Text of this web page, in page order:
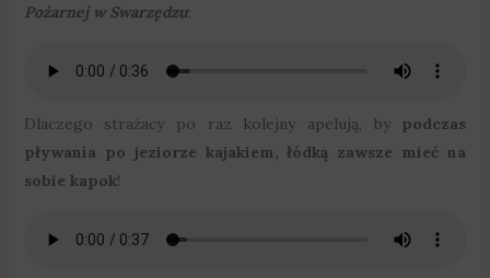
Pożarnej w Swarzędzu:
Dlaczego strażacy po raz kolejny apelują, by podczas
pływania po jeziorze kajakiem, łódką zawsze mieć na
sobie kapok!